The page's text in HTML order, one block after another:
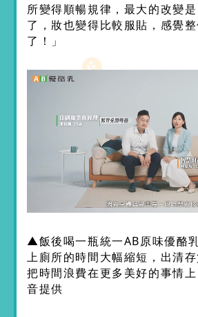
所變得順暢規律，最大的改變
了，妝也變得比較服貼，感覺
了！」
▲飯後喝一瓶統一AB原味優酪
上廁所的時間大幅縮短，出清
把時間浪費在更多美好的事情
音提供